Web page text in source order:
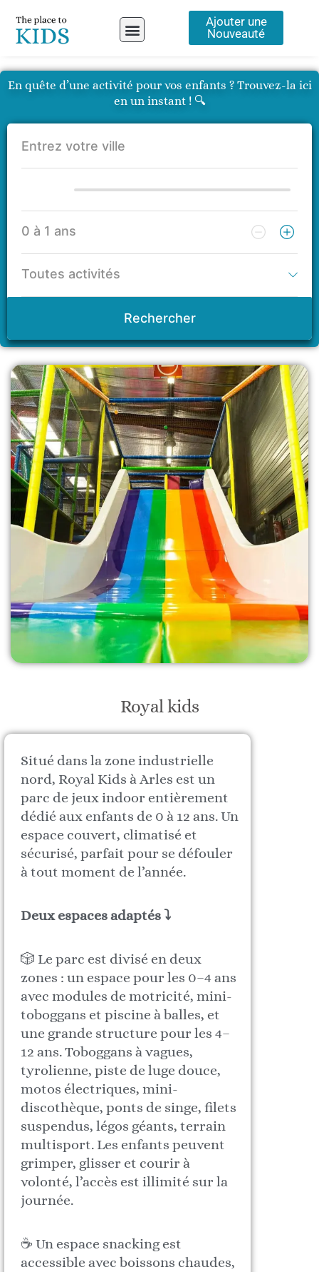
contenu
Ajouter une
Nouveauté
En quête d’une activité pour vos enfants ? Trouvez-la ici
en un instant ! 🔍
Rechercher
Royal kids
Situé dans la zone industrielle
nord, Royal Kids à Arles est un
parc de jeux indoor entièrement
dédié aux enfants de 0 à 12 ans. Un
espace couvert, climatisé et
sécurisé, parfait pour se défouler
à tout moment de l’année.
Deux espaces adaptés ⤵
🎲 Le parc est divisé en deux
zones : un espace pour les 0–4 ans
avec modules de motricité, mini-
toboggans et piscine à balles, et
une grande structure pour les 4–
12 ans. Toboggans à vagues,
tyrolienne, piste de luge douce,
motos électriques, mini-
discothèque, ponts de singe, filets
suspendus, légos géants, terrain
multisport. Les enfants peuvent
grimper, glisser et courir à
volonté, l’accès est illimité sur la
journée.
☕️ Un espace snacking est
accessible avec boissons chaudes,